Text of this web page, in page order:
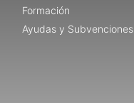
Formación
Ayudas y Subvenciones